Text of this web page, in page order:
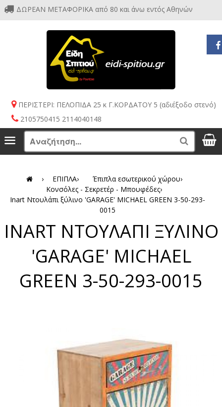
ΔΩΡΕΑΝ ΜΕΤΑΦΟΡΙΚΑ από 80 και άνω εντός Αθηνών
ΠΕΡΙΣΤΕΡΙ: ΠΕΛΟΠΙΔΑ 25 κ Γ.ΚΟΡΔΑΤΟΥ 5 (αδιέξοδο στενό)
2105750415 2114040148
Menu Search
› ΕΠΙΠΛΑ› Έπιπλα εσωτερικού χώρου›
Κονσόλες - Σεκρετέρ - Μπουφέδες›
Inart Ντουλάπι ξύλινο 'GARAGE' MICHAEL GREEN 3-50-293-
0015
INART ΝΤΟΥΛΑΠΙ ΞΥΛΙΝΟ
'GARAGE' MICHAEL
GREEN 3-50-293-0015